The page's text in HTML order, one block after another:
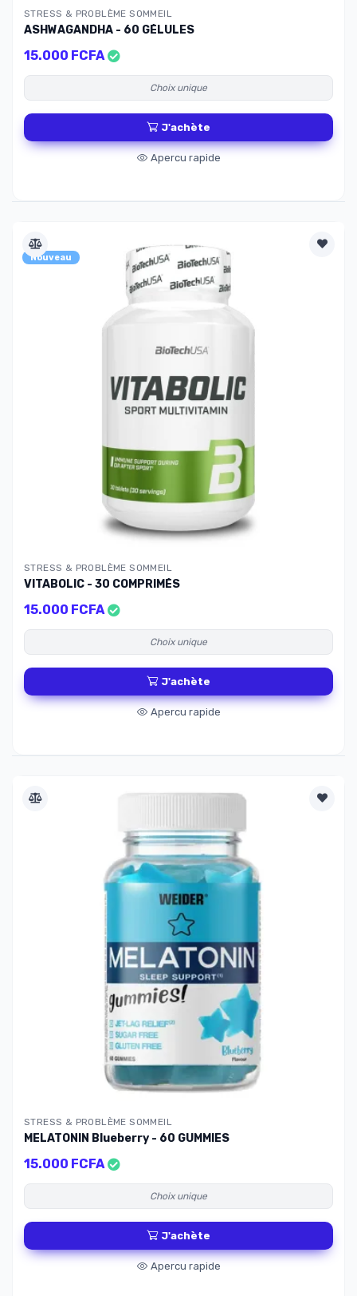
STRESS & PROBLÈME SOMMEIL
ASHWAGANDHA - 60 GÉLULES
15.000 FCFA
Choix unique
J'achète
Apercu rapide
Nouveau
STRESS & PROBLÈME SOMMEIL
VITABOLIC - 30 COMPRIMÉS
15.000 FCFA
Choix unique
J'achète
Apercu rapide
STRESS & PROBLÈME SOMMEIL
MELATONIN Blueberry - 60 GUMMIES
15.000 FCFA
Choix unique
J'achète
Apercu rapide